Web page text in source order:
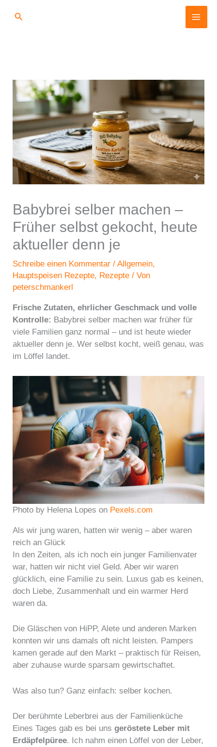
InhaltSuchen
Babybrei selber machen –
Früher selbst gekocht, heute
aktueller denn je
Schreibe einen Kommentar /Allgemein,
Hauptspeisen Rezepte, Rezepte / Von
peterschmankerl
Frische Zutaten, ehrlicher Geschmack und volle
Kontrolle: Babybrei selber machen war früher für
viele Familien ganz normal – und ist heute wieder
aktueller denn je. Wer selbst kocht, weiß genau, was
im Löffel landet.
Photo by Helena Lopes on Pexels.com
Als wir jung waren, hatten wir wenig – aber waren
reich an Glück
In den Zeiten, als ich noch ein junger Familienvater
war, hatten wir nicht viel Geld. Aber wir waren
glücklich, eine Familie zu sein. Luxus gab es keinen,
doch Liebe, Zusammenhalt und ein warmer Herd
waren da.
Die Gläschen von HiPP, Alete und anderen Marken
konnten wir uns damals oft nicht leisten. Pampers
kamen gerade auf den Markt – praktisch für Reisen,
aber zuhause wurde sparsam gewirtschaftet.
Was also tun? Ganz einfach: selber kochen.
Der berühmte Leberbrei aus der Familienküche
Eines Tages gab es bei unsgeröstete Leber mit
Erdäpfelpüree. Ich nahm einen Löffel von der Leber,